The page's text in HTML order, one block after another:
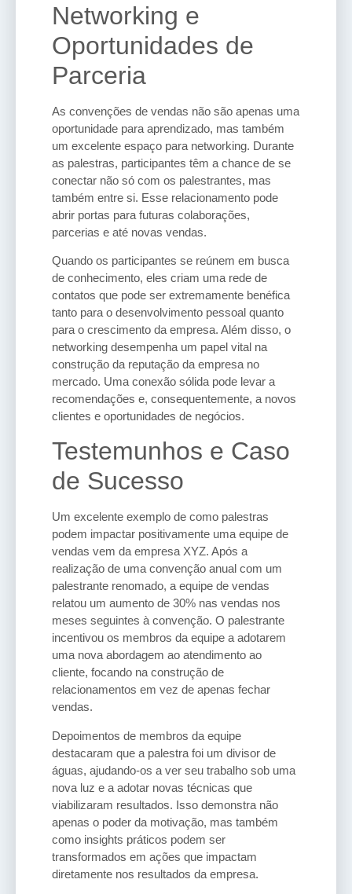
Networking e
Oportunidades de
Parceria
As convenções de vendas não são apenas uma
oportunidade para aprendizado, mas também
um excelente espaço para networking. Durante
as palestras, participantes têm a chance de se
conectar não só com os palestrantes, mas
também entre si. Esse relacionamento pode
abrir portas para futuras colaborações,
parcerias e até novas vendas.
Quando os participantes se reúnem em busca
de conhecimento, eles criam uma rede de
contatos que pode ser extremamente benéfica
tanto para o desenvolvimento pessoal quanto
para o crescimento da empresa. Além disso, o
networking desempenha um papel vital na
construção da reputação da empresa no
mercado. Uma conexão sólida pode levar a
recomendações e, consequentemente, a novos
clientes e oportunidades de negócios.
Testemunhos e Caso
de Sucesso
Um excelente exemplo de como palestras
podem impactar positivamente uma equipe de
vendas vem da empresa XYZ. Após a
realização de uma convenção anual com um
palestrante renomado, a equipe de vendas
relatou um aumento de 30% nas vendas nos
meses seguintes à convenção. O palestrante
incentivou os membros da equipe a adotarem
uma nova abordagem ao atendimento ao
cliente, focando na construção de
relacionamentos em vez de apenas fechar
vendas.
Depoimentos de membros da equipe
destacaram que a palestra foi um divisor de
águas, ajudando-os a ver seu trabalho sob uma
nova luz e a adotar novas técnicas que
viabilizaram resultados. Isso demonstra não
apenas o poder da motivação, mas também
como insights práticos podem ser
transformados em ações que impactam
diretamente nos resultados da empresa.